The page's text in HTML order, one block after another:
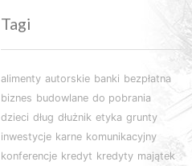
Tagi
alimenty autorskie banki bezpłatna
biznes budowlane do pobrania
dzieci dług dłużnik etyka grunty
inwestycje karne komunikacyjny
konferencje kredyt kredyty majątek